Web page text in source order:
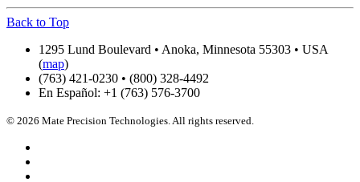
Back to Top
1295 Lund Boulevard • Anoka, Minnesota 55303 • USA
(map)
(763) 421-0230 • (800) 328-4492
En Español: +1 (763) 576-3700
© 2026 Mate Precision Technologies. All rights reserved.